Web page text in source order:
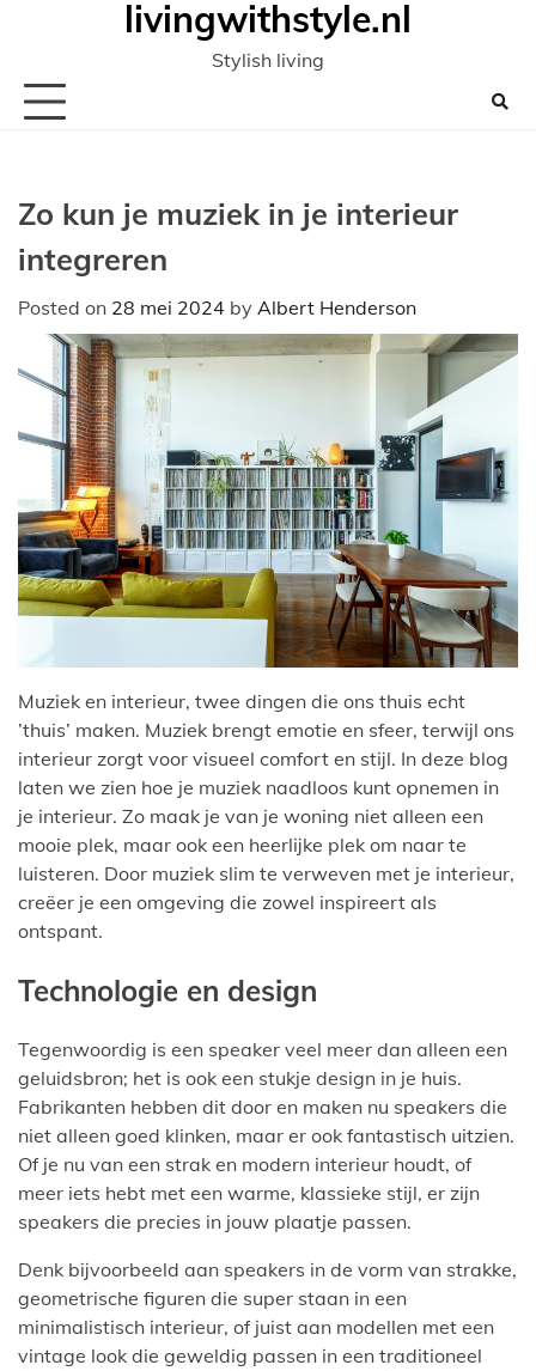
inhoud
livingwithstyle.nl
Stylish living
Zo kun je muziek in je interieur
integreren
Posted on 28 mei 2024 by Albert Henderson
Muziek en interieur, twee dingen die ons thuis echt
’thuis’ maken. Muziek brengt emotie en sfeer, terwijl ons
interieur zorgt voor visueel comfort en stijl. In deze blog
laten we zien hoe je muziek naadloos kunt opnemen in
je interieur. Zo maak je van je woning niet alleen een
mooie plek, maar ook een heerlijke plek om naar te
luisteren. Door muziek slim te verweven met je interieur,
creëer je een omgeving die zowel inspireert als
ontspant.
Technologie en design
Tegenwoordig is een speaker veel meer dan alleen een
geluidsbron; het is ook een stukje design in je huis.
Fabrikanten hebben dit door en maken nu speakers die
niet alleen goed klinken, maar er ook fantastisch uitzien.
Of je nu van een strak en modern interieur houdt, of
meer iets hebt met een warme, klassieke stijl, er zijn
speakers die precies in jouw plaatje passen.
Denk bijvoorbeeld aan speakers in de vorm van strakke,
geometrische figuren die super staan in een
minimalistisch interieur, of juist aan modellen met een
vintage look die geweldig passen in een traditioneel